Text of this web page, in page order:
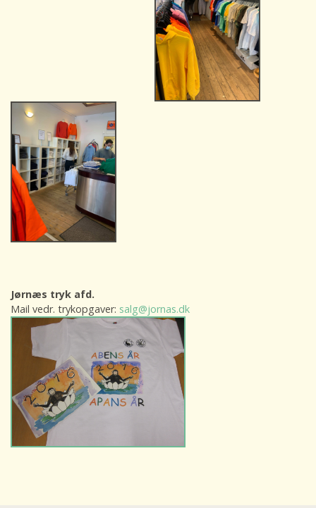
Jørnæs tryk afd.
Mail vedr. trykopgaver: salg@jornas.dk